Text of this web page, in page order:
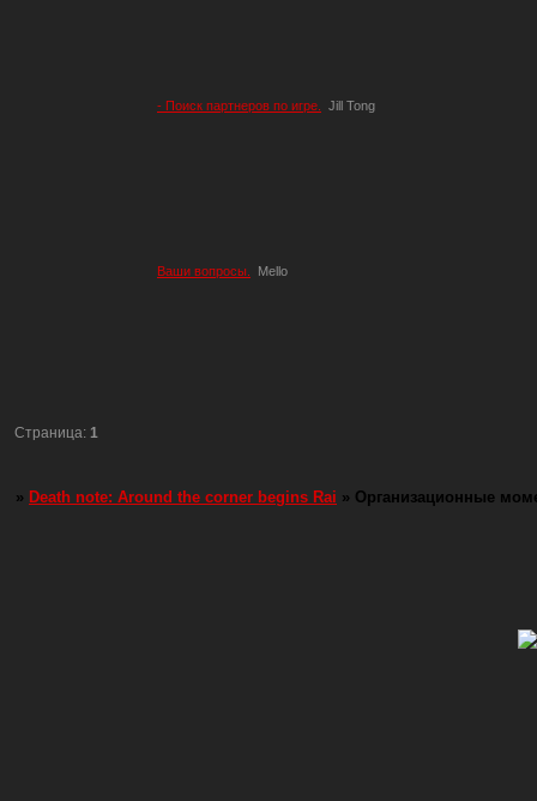
- Поиск партнеров по игре. Jill Tong
Ваши вопросы. Mello
Страница:1
» Death note: Around the corner begins Rai » Организационные